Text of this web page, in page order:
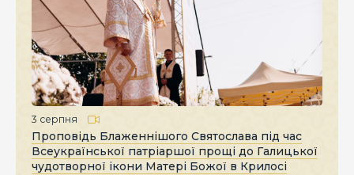
3 серпня
Проповідь Блаженнішого Святослава під час
Всеукраїнської патріаршої прощі до Галицької
чудотворної ікони Матері Божої в Крилосі